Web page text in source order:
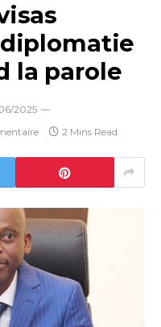
la parole
2025
2 Mins Read